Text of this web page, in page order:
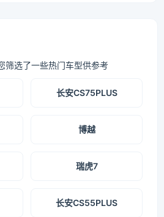
筛选了一些热门车型供参考
长安CS75PLUS
博越
瑞虎7
长安CS55PLUS